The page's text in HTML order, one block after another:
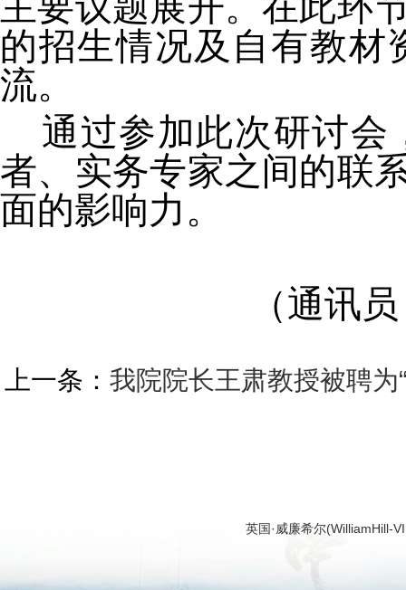
的招生情况及自有教材
流。
通过参加此次研讨会
者、实务专家之间的联
面的影响力。
（通讯
上一条： 我院院长王肃教授被聘为
英国·威廉希尔(WilliamHill-